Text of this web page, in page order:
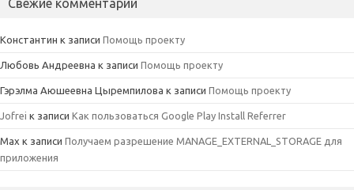
Свежие комментарии
Константин к записи Помощь проекту
Любовь Андреевна к записи Помощь проекту
Гэрэлма Аюшеевна Цыремпилова к записи Помощь проекту
Jofrei к записи Как пользоваться Google Play Install Referrer
Max к записи Получаем разрешение MANAGE_EXTERNAL_STORAGE для
приложения